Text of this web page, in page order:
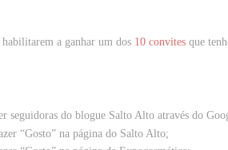
habilitarem a ganhar um dos 10 convites que
seguidoras do blogue Salto Alto através do
“Gosto” na página do Salto Alto;